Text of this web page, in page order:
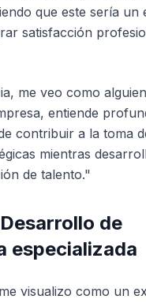
que este sería un
satisfacción
me veo como
entiende
contribuir a la toma
mientras
de talento."
de
especializada
visualizo como un